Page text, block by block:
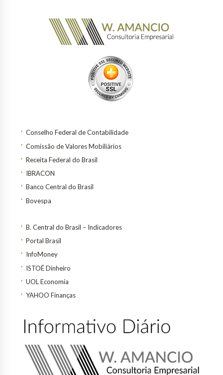
Conselho Federal de Contabilidade
Comissão de Valores Mobiliários
Receita Federal do Brasil
IBRACON
Banco Central do Brasil
Bovespa
B. Central do Brasil – Indicadores
Portal Brasil
InfoMoney
ISTOÉ Dinheiro
UOL Economia
YAHOO Finanças